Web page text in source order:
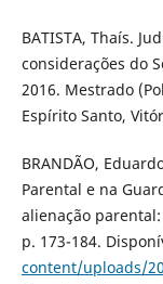
BATISTA, Thaís.
considerações do
2016. Mestrado
Espírito Santo,
BRANDÃO,
Parental e na
alienação
p. 173-184.
content/uploads/